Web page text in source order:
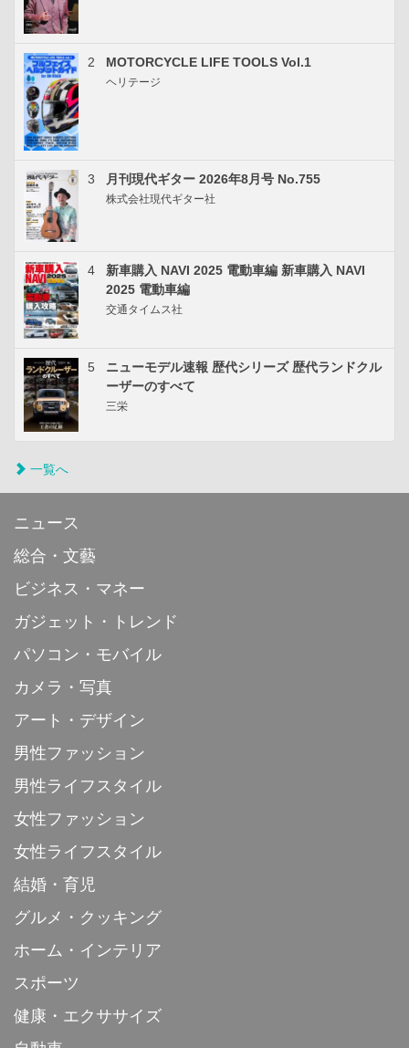
2 MOTORCYCLE LIFE TOOLS Vol.1
ヘリテージ
3 月刊現代ギター 2026年8月号 No.755
株式会社現代ギター社
4
新車購入 NAVI 2025 電動車編 新車購入 NAVI
2025 電動車編
交通タイムス社
5
ニューモデル速報 歴代シリーズ 歴代ランドクル
ーザーのすべて
三栄
一覧へ
ニュース
総合・文藝
ビジネス・マネー
ガジェット・トレンド
パソコン・モバイル
カメラ・写真
アート・デザイン
男性ファッション
男性ライフスタイル
女性ファッション
女性ライフスタイル
結婚・育児
グルメ・クッキング
ホーム・インテリア
スポーツ
健康・エクササイズ